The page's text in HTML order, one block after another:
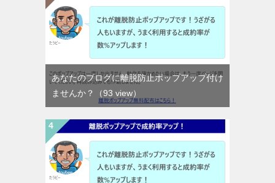
あなたのブログに離脱防止ポップアップ付け
ませんか？
（93 view）